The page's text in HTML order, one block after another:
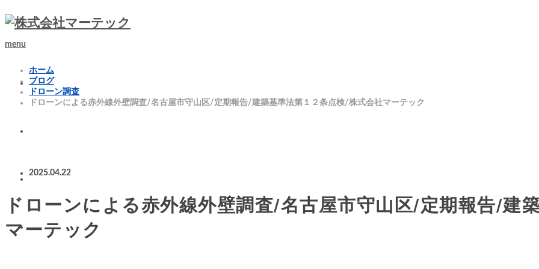
menu
ホーム
ブログ
ドローン調査
ドローンによる赤外線外壁調査/名古屋市守山区/定期報告/建築基準法第１２条点検/株式会社マーテック
2025.04.22
ドローンによる赤外線外壁調査/名古屋市守山区/定期報告/建
マーテック